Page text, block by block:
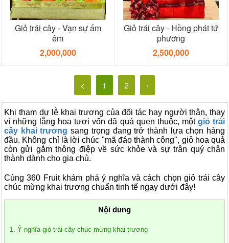
Giỏ trái cây - Vạn sự ấm
êm
2,000,000
Giỏ trái cây - Hồng phát tứ
phương
2,500,000
< 1 2 ›
Khi tham dự lễ khai trương của đối tác hay người thân, thay
vì những lẵng hoa tươi vốn đã quá quen thuộc, một giỏ trái
cây khai trương sang trọng đang trở thành lựa chọn hàng
đầu. Không chỉ là lời chúc "mã đáo thành công", giỏ hoa quả
còn gửi gắm thông điệp về sức khỏe và sự trân quý chân
thành dành cho gia chủ.
Cùng 360 Fruit khám phá ý nghĩa và cách chọn giỏ trái cây
chúc mừng khai trương chuẩn tinh tế ngay dưới đây!
Nội dung
1. Ý nghĩa giỏ trái cây chúc mừng khai trương